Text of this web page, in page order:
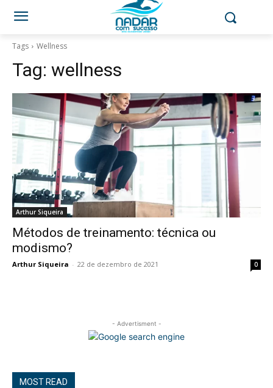
Tags Wellness
Tag: wellness
Arthur Siqueira
Métodos de treinamento: técnica ou
modismo?
Arthur Siqueira - 22 de dezembro de 2021 0
- Advertisment -
MOST READ